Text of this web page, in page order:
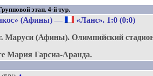
этап. 4-й тур.
(Афины) — «Ланс». 1:0 (0:0)
Маруси (Афины).Олимпийский
Мария Гарсиа-Аранда.